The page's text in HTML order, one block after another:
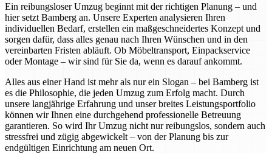
Ein reibungsloser Umzug beginnt mit der richtigen Planung – und
hier setzt Bamberg an. Unsere Experten analysieren Ihren
individuellen Bedarf, erstellen ein maßgeschneidertes Konzept und
sorgen dafür, dass alles genau nach Ihren Wünschen und in den
vereinbarten Fristen abläuft. Ob Möbeltransport, Einpackservice
oder Montage – wir sind für Sie da, wenn es darauf ankommt.
Alles aus einer Hand ist mehr als nur ein Slogan – bei Bamberg ist
es die Philosophie, die jeden Umzug zum Erfolg macht. Durch
unsere langjährige Erfahrung und unser breites Leistungsportfolio
können wir Ihnen eine durchgehend professionelle Betreuung
garantieren. So wird Ihr Umzug nicht nur reibungslos, sondern auch
stressfrei und zügig abgewickelt – von der Planung bis zur
endgültigen Einrichtung am neuen Ort.